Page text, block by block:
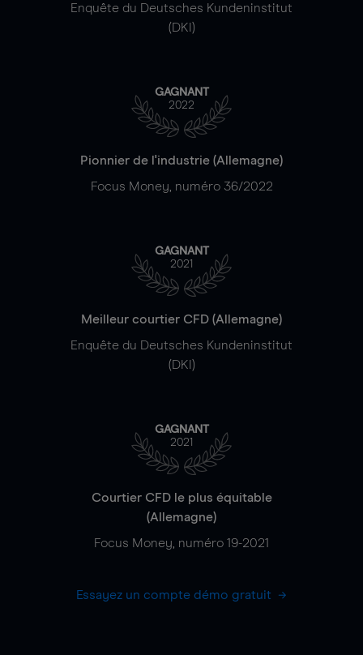
Enquête du Deutsches Kundeninstitut
(DKI)
GAGNANT
2022
Pionnier de l'industrie (Allemagne)
Focus Money, numéro 36/2022
GAGNANT
2021
Meilleur courtier CFD (Allemagne)
Enquête du Deutsches Kundeninstitut
(DKI)
GAGNANT
2021
Courtier CFD le plus équitable
(Allemagne)
Focus Money, numéro 19-2021
Essayez un compte démo gratuit